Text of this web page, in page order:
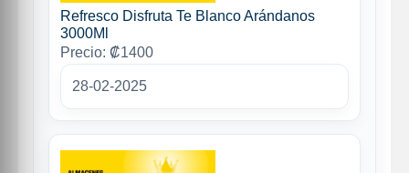
Refresco Disfruta Te Blanco Arándanos
3000Ml
Precio: ₡1400
28-02-2025